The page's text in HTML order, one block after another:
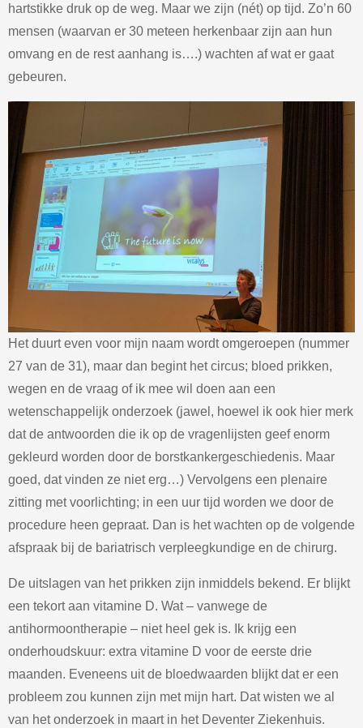
hartstikke druk op de weg. Maar we zijn (nét) op tijd. Zo’n 60
mensen (waarvan er 30 meteen herkenbaar zijn aan hun
omvang en de rest aanhang is….) wachten af wat er gaat
gebeuren.
Het duurt even voor mijn naam wordt omgeroepen (nummer
27 van de 31), maar dan begint het circus; bloed prikken,
wegen en de vraag of ik mee wil doen aan een
wetenschappelijk onderzoek (jawel, hoewel ik ook hier merk
dat de antwoorden die ik op de vragenlijsten geef enorm
gekleurd worden door de borstkankergeschiedenis. Maar
goed, dat vinden ze niet erg…) Vervolgens een plenaire
zitting met voorlichting; in een uur tijd worden we door de
procedure heen gepraat. Dan is het wachten op de volgende
afspraak bij de bariatrisch verpleegkundige en de chirurg.
De uitslagen van het prikken zijn inmiddels bekend. Er blijkt
een tekort aan vitamine D. Wat – vanwege de
antihormoontherapie – niet heel gek is. Ik krijg een
onderhoudskuur: extra vitamine D voor de eerste drie
maanden. Eveneens uit de bloedwaarden blijkt dat er een
probleem zou kunnen zijn met mijn hart. Dat wisten we al
van het onderzoek in maart in het Deventer Ziekenhuis.